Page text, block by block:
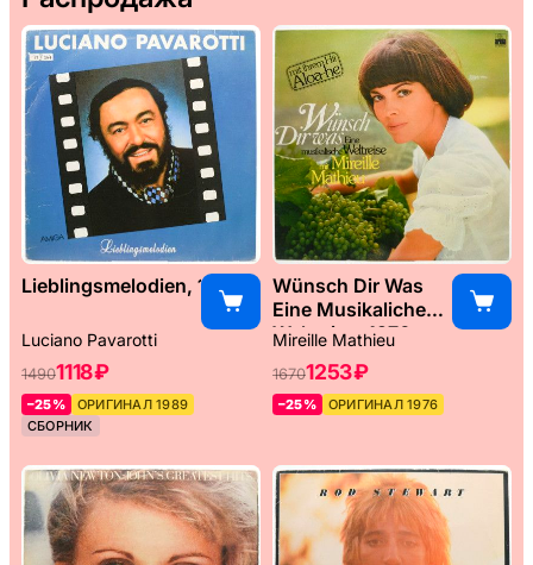
Lieblingsmelodien, 1989
Luciano Pavarotti
14901118 ₽
–25%
ОРИГИНАЛ 1989
СБОРНИК
Wünsch Dir Was
Eine Musikaliche
Weltreise, 1976
Mireille Mathieu
16701253 ₽
–25% ОРИГИНАЛ 1976